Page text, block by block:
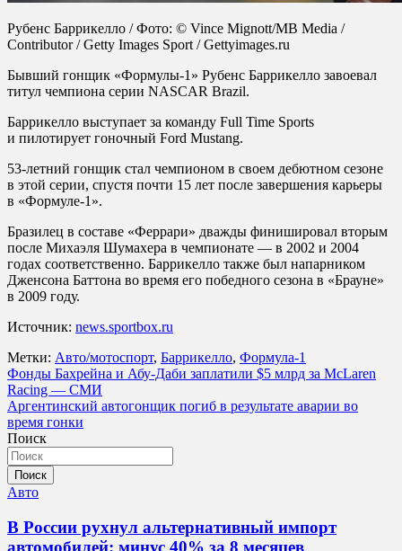
Рубенс Баррикелло / Фото: © Vince Mignott/MB Media /
Contributor / Getty Images Sport / Gettyimages.ru
Бывший гонщик «Формулы‑1» Рубенс Баррикелло завоевал
титул чемпиона серии NASCAR Brazil.
Баррикелло выступает за команду Full Time Sports
и пилотирует гоночный Ford Mustang.
53‑летний гонщик стал чемпионом в своем дебютном сезоне
в этой серии, спустя почти 15 лет после завершения карьеры
в «Формуле‑1».
Бразилец в составе «Феррари» дважды финишировал вторым
после Михаэля Шумахера в чемпионате — в 2002 и 2004
годах соответственно. Баррикелло также был напарником
Дженсона Баттона во время его победного сезона в «Брауне»
в 2009 году.
Источник: news.sportbox.ru
Метки: Авто/мотоспорт, Баррикелло, Формула-1
Навигация
по
записям
Фонды Бахрейна и Абу‑Даби заплатили $5 млрд за McLaren
Racing — СМИ
Аргентинский автогонщик погиб в результате аварии во
время гонки
Поиск
Поиск
Авто
В России рухнул альтернативный импорт
автомобилей: минус 40% за 8 месяцев